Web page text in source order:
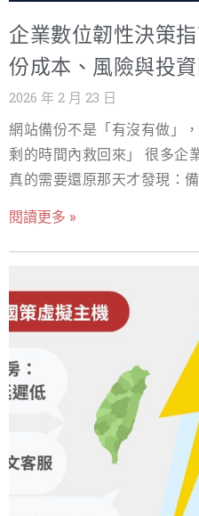
差異很大，實際仍以你機櫃
力與冷卻」從附屬項變成核
X kW 拉到 Y kW，供應商能
資安與合規不再是加值，是
資料型業務，通常會面臨個
料）、支付安全（若有卡資
流程是否能支援稽核、證據
客戶、稽核與供應鏈要求，
2.3 全託管（Managed
貴 人才稀缺的現實是：你可
願意輪班、而且能快速定位
費較高，但很多企業最後算
你是在買「不需要再請一組
化：把主機代管成本拆成「
企業數位韌性決策
份成本、風險與投
2026 年 2 月 23 日
網站備份不是「有沒有做」
剩的時間內救回來」 很多企
真的需要還原那天才發現：
為什麼2026年的網站備份變
勒索軟體的常態化：現在不
勒索」的典型做法是：攻擊
取敏感資料，逼你付兩次錢
備份不再只是IT問題，而是
風險。 1.2 雲端不是保險箱
你的責任 雲端服務商通常負
但你的資料、帳號、權限、
要負責的範圍。AWS與
楚。 「上雲不等於自動有
災難復原。」 1.3 真正的隱
閱讀更多 »